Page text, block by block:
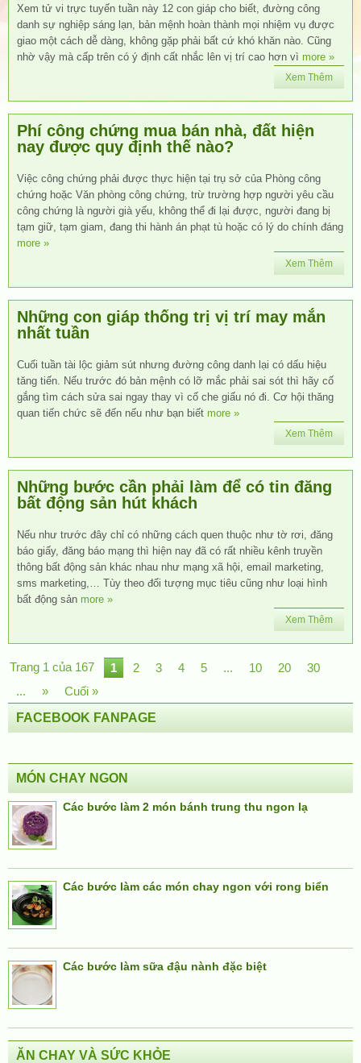
Xem tử vi trực tuyến tuần này 12 con giáp cho biết, đường công
danh sự nghiệp sáng lạn, bản mệnh hoàn thành mọi nhiệm vụ được
giao một cách dễ dàng, không gặp phải bất cứ khó khăn nào. Cũng
nhờ vậy mà cấp trên có ý định cất nhắc lên vị trí cao hơn vì more »
Xem Thêm
Phí công chứng mua bán nhà, đất hiện
nay được quy định thế nào?
Việc công chứng phải được thực hiện tại trụ sở của Phòng công
chứng hoặc Văn phòng công chứng, trừ trường hợp người yêu cầu
công chứng là người già yếu, không thể đi lại được, người đang bị
tạm giữ, tạm giam, đang thi hành án phạt tù hoặc có lý do chính đáng
more »
Xem Thêm
Những con giáp thống trị vị trí may mắn
nhất tuần
Cuối tuần tài lộc giảm sút nhưng đường công danh lại có dấu hiệu
tăng tiến. Nếu trước đó bản mệnh có lỡ mắc phải sai sót thì hãy cố
gắng tìm cách sửa sai ngay thay vì cố che giấu nó đi. Cơ hội thăng
quan tiến chức sẽ đến nếu như bạn biết more »
Xem Thêm
Những bước cần phải làm để có tin đăng
bất động sản hút khách
Nếu như trước đây chỉ có những cách quen thuộc như tờ rơi, đăng
báo giấy, đăng báo mạng thì hiện nay đã có rất nhiều kênh truyền
thông bất động sản khác nhau như mạng xã hội, email marketing,
sms marketing,… Tùy theo đối tượng mục tiêu cũng như loại hình
bất động sản more »
Xem Thêm
Trang 1 của 167 1 2 3 4 5 ... 10 20
30
...
»
Cuối »
FACEBOOK FANPAGE
MÓN CHAY NGON
Các bước làm 2 món bánh trung thu ngon lạ
Các bước làm các món chay ngon với rong biển
Các bước làm sữa đậu nành đặc biệt
ĂN CHAY VÀ SỨC KHỎE